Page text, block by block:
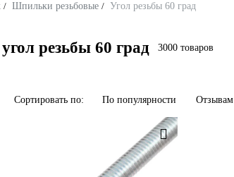
/ Шпильки резьбовые / Угол резьбы 60 град
резьбы 60 град 3000 товаров
Сортировать по: По популярности Отзывам